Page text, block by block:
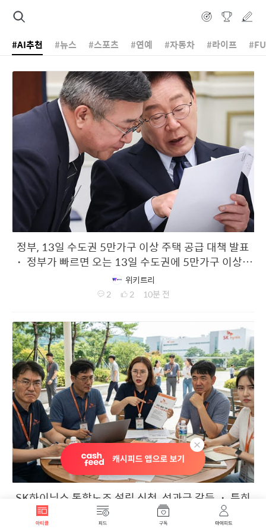
#AI추천 #뉴스 #스포츠 #연예 #자동차 #라이프
정부, 13일 수도권 5만가구 이상 주택 공급 대책 발표
・ 정부가 빠르면 오는 13일 수도권에 5만가구 이상을
추가 공급하는 내용의 부동산 대책을 발표한다.서울
도심의 공공부지와 유휴부지를 주택 용지로 활용하고
확보된 3기 신도시와 공공택지의 착공을 앞당겨
수도권 주택 공급 속도를 높이는 것이 골자다.이재명
대통령은 최근 두 차례 부동산 정책 점검회의를 직접
주재하며 수도권 공급 확대를 거듭 주문했다.
위키트리
2
2 10분 전
SK하이닉스 통합노조 설립 신청, 성과급 갈등 ・ 특히
지난해 노사가 장기간 유지하기로 합의한 성과급
체계가 향후 정부 정책이나 법·제도 변화에 따라